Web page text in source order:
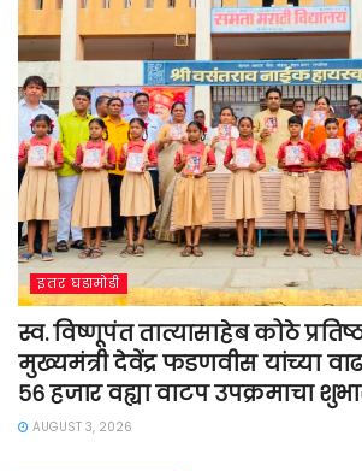
इतर घडामोडी
स्व. विष्णूपंत तात्यासाहेब कोठे
मुख्यमंत्री देवेंद्र फडणवीस यांच्या
५६ हजार वह्या वाटप उपक्रमाचा
AUGUST 3, 2026